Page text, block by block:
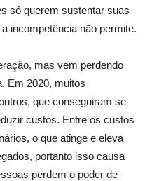
só querem sustentar suas
incompetência não permite.
mas vem perdendo
Em 2020, muitos
que conseguiram se
custos. Entre os custos
o que atinge e eleva
portanto isso causa
perdem o poder de